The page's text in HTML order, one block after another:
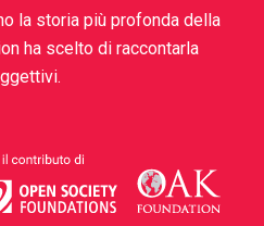
la storia più profonda della
ha scelto di raccontarla